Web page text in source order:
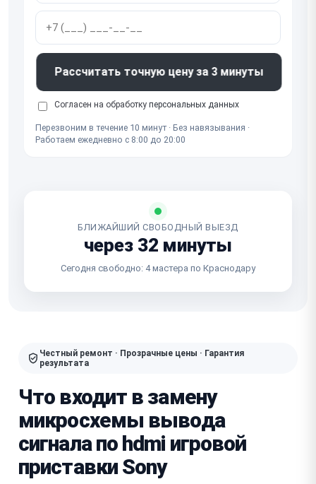
Рассчитать точную цену за 3 минуты
Согласен на обработку персональных данных
Перезвоним в течение 10 минут · Без навязывания ·
Работаем ежедневно с 8:00 до 20:00
БЛИЖАЙШИЙ СВОБОДНЫЙ ВЫЕЗД
через 32 минуты
Сегодня свободно: 4 мастера по Краснодару
Честный ремонт · Прозрачные цены · Гарантия
результата
Что входит в замену
микросхемы вывода
сигнала по hdmi игровой
приставки Sony